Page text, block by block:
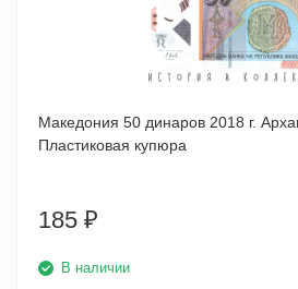
Македония 50 динаров 2018 г.
Пластиковая купюра
185 ₽
В наличии